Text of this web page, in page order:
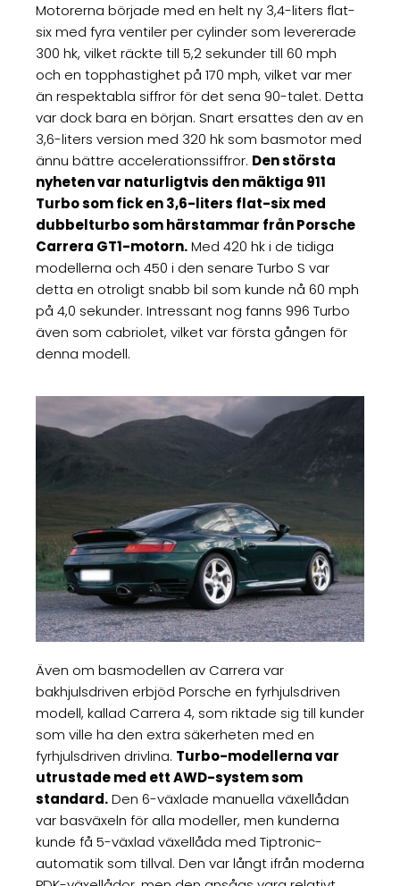
Motorerna började med en helt ny 3,4-liters flat-
six med fyra ventiler per cylinder som levererade
300 hk, vilket räckte till 5,2 sekunder till 60 mph
och en topphastighet på 170 mph, vilket var mer
än respektabla siffror för det sena 90-talet. Detta
var dock bara en början. Snart ersattes den av en
3,6-liters version med 320 hk som basmotor med
ännu bättre accelerationssiffror. Den största
nyheten var naturligtvis den mäktiga 911
Turbo som fick en 3,6-liters flat-six med
dubbelturbo som härstammar från Porsche
Carrera GT1-motorn.Med 420 hk i de tidiga
modellerna och 450 i den senare Turbo S var
detta en otroligt snabb bil som kunde nå 60 mph
på 4,0 sekunder. Intressant nog fanns 996 Turbo
även som cabriolet, vilket var första gången för
denna modell.
Även om basmodellen av Carrera var
bakhjulsdriven erbjöd Porsche en fyrhjulsdriven
modell, kallad Carrera 4, som riktade sig till kunder
som ville ha den extra säkerheten med en
fyrhjulsdriven drivlina. Turbo-modellerna var
utrustade med ett AWD-system som
standard.Den 6-växlade manuella växellådan
var basväxeln för alla modeller, men kunderna
kunde få 5-växlad växellåda med Tiptronic-
automatik som tillval. Den var långt ifrån moderna